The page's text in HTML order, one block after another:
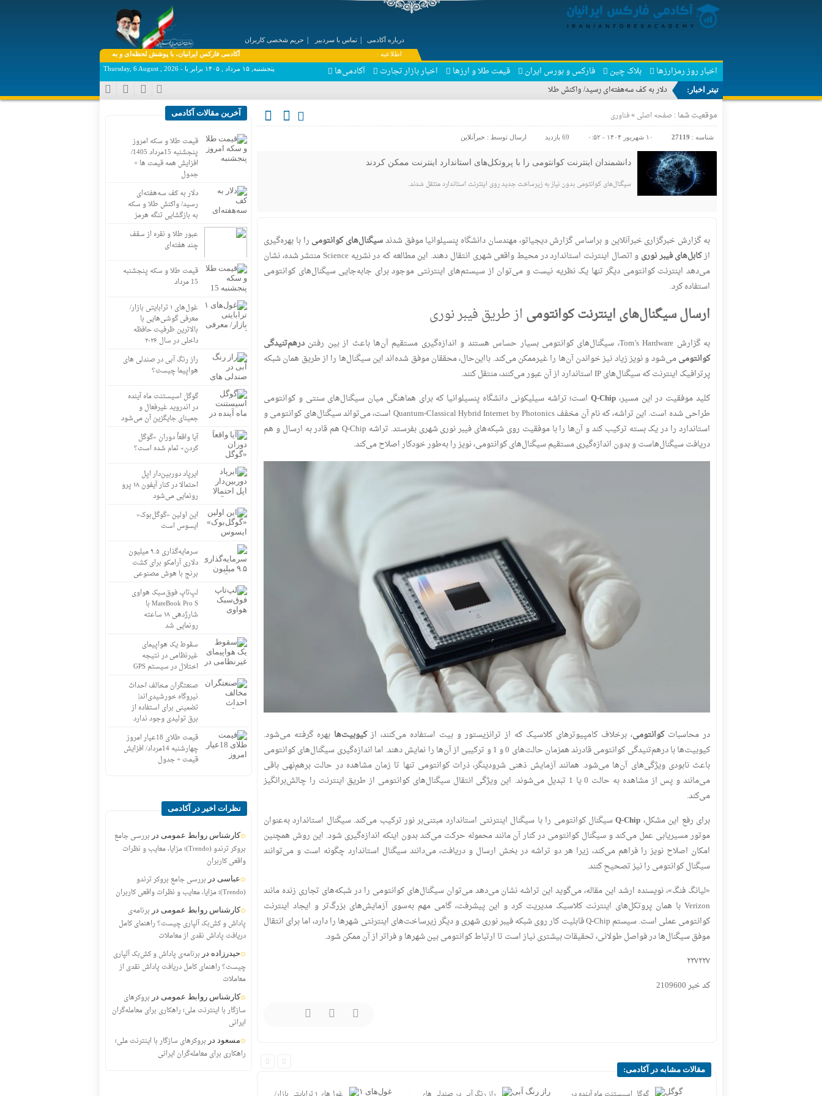
درباره آکادمی تماس با سردبیر
حریم شخصی کاربران
۞ اطلاعیه :
آکادمی فارکس ایرانیان، با پوشش لحظه‌ای و به‌روز اخبار روز اقتصاد دیجیتال دنیا، فارکس، بورس،
اخبار روز رمزارزها بلاک چین فارکس و بورس ایران قیمت طلا و ارزها اخبار بازار تجارت آکادمی‌ها پنجشنبه, ۱۵ مرداد , ۱۴۰۵ برابر با - Thursday, 6 August , 2026
تیتر اخبار:
دلار به کف سه‌هفته‌ای رسید/ واکنش طلا و سکه به بازگشایی تنگه
موقعیت شما :صفحه اصلی»فناوری
شناسه : 27119 ۱۰ شهریور ۱۴۰۴ - ۰:۵۲ 69 بازدید ارسال توسط : خبرآنلاین
دانشمندان اینترنت کوانتومی را با پروتکل‌های استاندارد اینترنت ممکن کردند
سیگنال‌های کوانتومی بدون نیاز به زیرساخت جدید روی اینترنت استاندارد منتقل شدند.
به گزارش خبرگزاری خبرآنلاین و براساس گزارش دیجیاتو، مهندسان دانشگاه پنسیلوانیا موفق شدندسیگنال‌های کوانتومی را با بهره‌گیری
ازکابل‌های فیبر نوری
و اتصال اینترنت استاندارد در محیط واقعی شهری انتقال دهند. این مطالعه که در نشریه Science منتشر شده، نشان
می‌دهد اینترنت کوانتومی دیگر تنها یک نظریه نیست و می‌توان از سیستم‌های اینترنتی موجود برای جابه‌جایی سیگنال‌های کوانتومی
استفاده کرد.
ارسال سیگنال‌های اینترنت کوانتومی از طریق فیبر نوری
به گزارش Tom’s Hardware، سیگنال‌های کوانتومی بسیار حساس هستند و اندازه‌گیری مستقیم آن‌ها باعث از بین رفتن
درهم‌تنیدگی
کوانتومیمی‌شود و نویز زیاد نیز خواندن آن‌ها را غیرممکن می‌کند. بااین‌حال، محققان موفق شده‌اند این سیگنال‌ها را از طریق همان شبکه
پرترافیک اینترنت که سیگنال‌های IP استاندارد از آن عبور می‌کنند، منتقل کنند.
کلید موفقیت در این مسیر، Q-Chipاست؛ تراشه سیلیکونی دانشگاه پنسیلوانیا که برای هماهنگی میان سیگنال‌های سنتی و کوانتومی
طراحی شده است. این تراشه، که نام آن مخفف Quantum-Classical Hybrid Internet by Photonics است، می‌تواند سیگنال‌های کوانتومی و
استاندارد را در یک بسته ترکیب کند و آن‌ها را با موفقیت روی شبکه‌های فیبر نوری شهری بفرستد. تراشه Q-Chip هم قادر به ارسال و هم
دریافت سیگنال‌هاست و بدون اندازه‌گیری مستقیم سیگنال‌های کوانتومی، نویز را به‌طور خودکار اصلاح می‌کند.
در محاسباتکوانتومی، برخلاف کامپیوترهای کلاسیک که از ترانزیستور و بیت استفاده می‌کنند، ازکیوبیت‌ها بهره گرفته می‌شود.
کیوبیت‌ها با درهم‌تنیدگی کوانتومی قادرند همزمان حالت‌های 0 و 1 و ترکیبی از آن‌ها را نمایش دهند. اما اندازه‌گیری سیگنال‌های کوانتومی
باعث نابودی ویژگی‌های آن‌ها می‌شود. همانند آزمایش ذهنی شرودینگر، ذرات کوانتومی تنها تا زمان مشاهده در حالت برهم‌نهی باقی
می‌مانند و پس از مشاهده به حالت 0 یا 1 تبدیل می‌شوند. این ویژگی انتقال سیگنال‌های کوانتومی از طریق اینترنت را چالش‌برانگیز
می‌کند.
برای رفع این مشکل، Q-Chipسیگنال کوانتومی را با سیگنال اینترنتی استاندارد مبتنی‌بر نور ترکیب می‌کند. سیگنال استاندارد به‌عنوان
موتور مسیریابی عمل می‌کند و سیگنال کوانتومی در کنار آن مانند محموله حرکت می‌کند بدون اینکه اندازه‌گیری شود. این روش همچنین
امکان اصلاح نویز را فراهم می‌کند، زیرا هر دو تراشه در بخش ارسال و دریافت، می‌دانند سیگنال استاندارد چگونه است و می‌توانند
سیگنال کوانتومی را نیز تصحیح کنند.
«لیانگ فنگ»، نویسنده ارشد این مقاله، می‌گوید این تراشه نشان می‌دهد می‌توان سیگنال‌های کوانتومی را در شبکه‌های تجاری زنده مانند
Verizon با همان پروتکل‌های اینترنت کلاسیک مدیریت کرد و این پیشرفت، گامی مهم به‌سوی آزمایش‌های بزرگ‌تر و ایجاد اینترنت
کوانتومی عملی است. سیستم Q-Chip قابلیت کار روی شبکه فیبر نوری شهری و دیگر زیرساخت‌های اینترنتی شهرها را دارد، اما برای انتقال
موفق سیگنال‌ها در فواصل طولانی، تحقیقات بیشتری نیاز است تا ارتباط کوانتومی بین شهرها و فراتر از آن ممکن شود.
۲۲۷۲۲۷
کد خبر2109600
مقالات مشابه در آکادمی:
آخرین مقالات آکادمی
قیمت طلا و سکه امروز
پنجشنبه 15مرداد 1405/
افزایش همه قیمت ها +
جدول
دلار به کف سه‌هفته‌ای
رسید/ واکنش طلا و سکه
به بازگشایی تنگه هرمز
عبور طلا و نقره از سقف
چند هفته‌ای
قیمت طلا و سکه پنجشنبه
15 مرداد
غول‌های ۱ ترابایتی بازار/
معرفی گوشی‌هایی با
بالاترین ظرفیت حافظه
داخلی در سال ۲۰۲۶
راز رنگ آبی در صندلی های
هواپیما چیست؟
گوگل اسیستنت ماه آینده
در اندروید غیرفعال و
جمینای جایگزین آن می‌شود
آیا واقعاً دوران «گوگل
کردن» تمام شده است؟
ایرپاد دوربین‌دار اپل
احتمالا در کنار آیفون ۱۸ پرو
رونمایی می‌شود
این اولین «گوگل‌بوک»
ایسوس است
سرمایه‌گذاری ۹.۵ میلیون
دلاری آرامکو برای کشت
برنج با هوش مصنوعی
لپ‌تاپ فوق‌سبک هواوی
MateBook Pro S با
شارژدهی ۱۸ ساعته
رونمایی شد
سقوط یک هواپیمای
غیرنظامی در نتیجه
اختلال در سیستم‌ GPS
صنعتگران مخالف احداث
نیروگاه خورشیدی‌اند|
تضمینی برای استفاده از
برق تولیدی وجود ندارد
قیمت طلای 18عیار امروز
چهارشنبه 14مرداد/ افزایش
قیمت + جدول
نظرات اخیر در آکادمی
کارشناس روابط عمومی در بررسی جامع
بروکر ترندو (Trendo)؛ مزایا، معایب و نظرات
واقعی کاربران
عباسی در بررسی جامع بروکر ترندو
(Trendo)؛ مزایا، معایب و نظرات واقعی کاربران
کارشناس روابط عمومی در برنامه‌ی
پاداش و کش‌بک آلپاری چیست؟ راهنمای کامل
دریافت پاداش نقدی از معاملات
حیدرزاده در برنامه‌ی پاداش و کش‌بک آلپاری
چیست؟ راهنمای کامل دریافت پاداش نقدی از
معاملات
کارشناس روابط عمومی در بروکرهای
سازگار با اینترنت ملی؛ راهکاری برای معامله‌گران
ایرانی
مسعود در بروکرهای سازگار با اینترنت ملی؛
راهکاری برای معامله‌گران ایرانی